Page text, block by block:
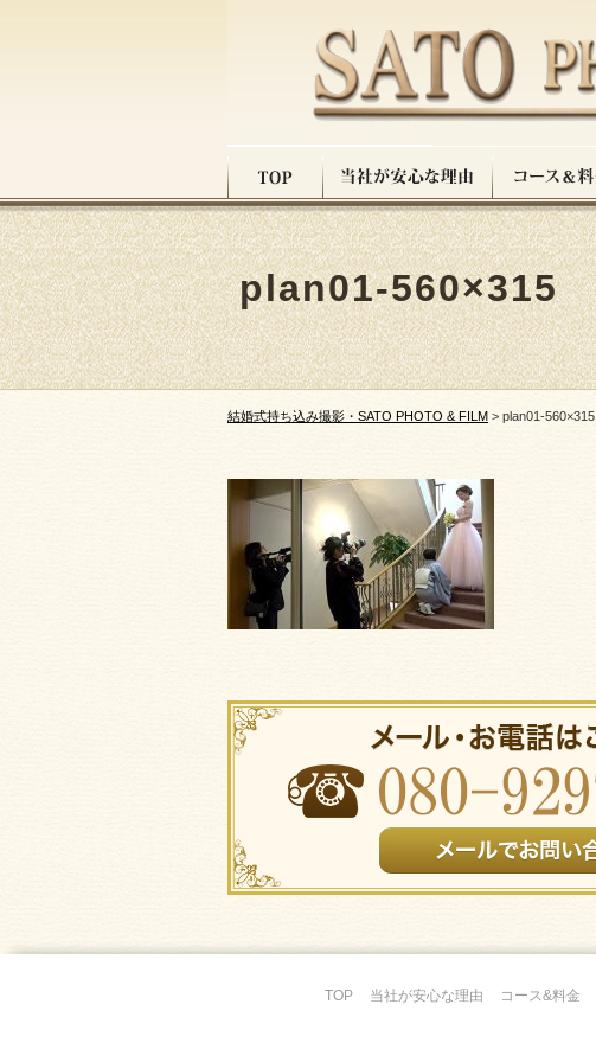
plan01-560×315
結婚式持ち込み撮影・SATO PHOTO & FILM > plan01-560×315
TOP 当社が安心な理由 コース&料金